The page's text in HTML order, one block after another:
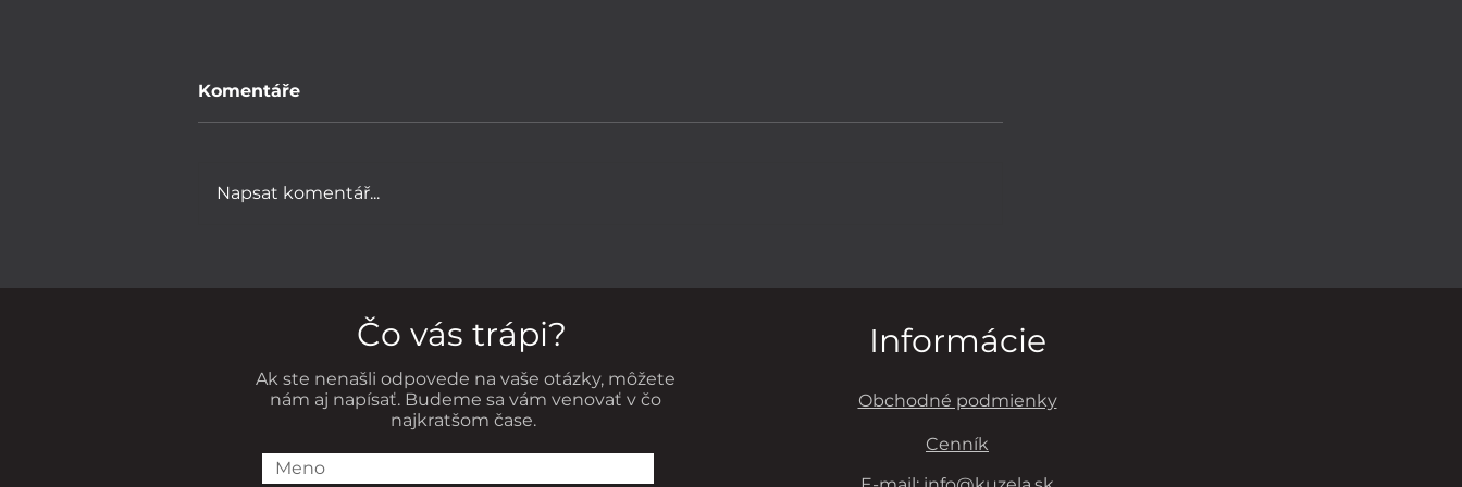
štúdia o šťastí?
PREVENCIA VZNIKU
HLADOVANIE
Komentáře
Napsat komentář...
Čo vás trápi?
Ak ste nenašli odpovede na vaše otázky, môžete
nám aj napísať. Budeme sa vám venovať v čo
najkratšom čase.
Informácie
Obchodné podmienky
Cenník